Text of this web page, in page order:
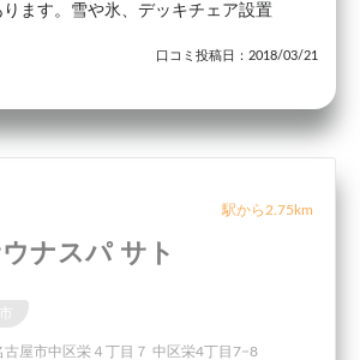
ます。雪や氷、デッキチェア設置
口コミ投稿日：2018/03/21
駅から2.75km
ナスパ サト
屋市中区栄４丁目７ 中区栄4丁目7−8